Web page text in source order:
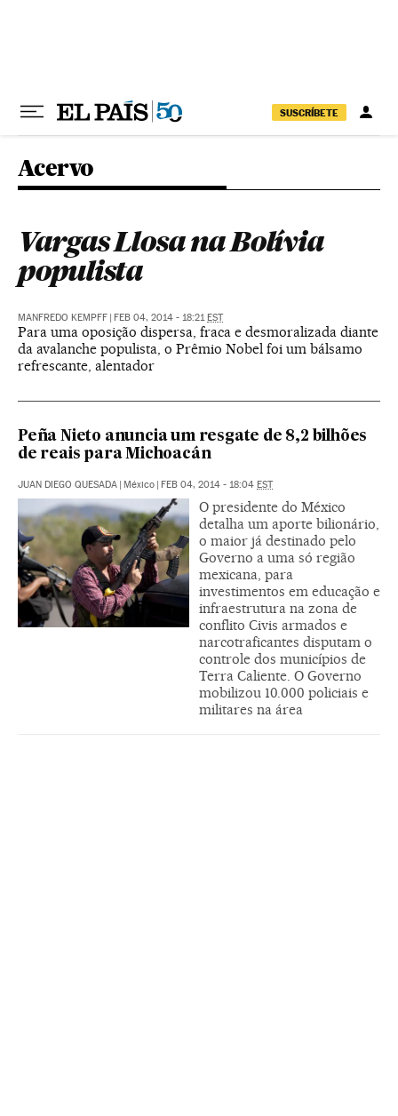
SUSCRÍBETE
Acervo
Vargas Llosa na Bolívia
populista
MANFREDO KEMPFF | FEB 04, 2014 - 18:21EST
Para uma oposição dispersa, fraca e desmoralizada diante
da avalanche populista, o Prêmio Nobel foi um bálsamo
refrescante, alentador
Peña Nieto anuncia um resgate de 8,2 bilhões
de reais para Michoacán
JUAN DIEGO QUESADA | México | FEB 04, 2014 - 18:04 EST
O presidente do México
detalha um aporte bilionário,
o maior já destinado pelo
Governo a uma só região
mexicana, para
investimentos em educação e
infraestrutura na zona de
conflito Civis armados e
narcotraficantes disputam o
controle dos municípios de
Terra Caliente. O Governo
mobilizou 10.000 policiais e
militares na área